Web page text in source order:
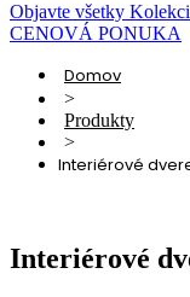
Objavte všetky
CENOVÁ PONUKA
Domov
>
Produkty
>
Interiérové
Interiérové